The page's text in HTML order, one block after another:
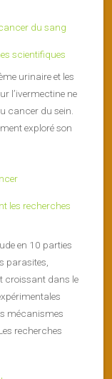
scientifiques
urinaire et les
l’ivermectine ne
cancer du sein.
exploré son
les recherches
en 10 parties
parasites,
croissant dans le
mécanismes
recherches